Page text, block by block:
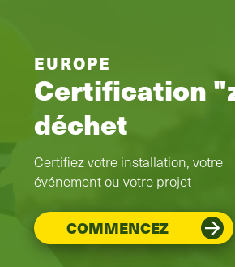
EUROPE
Certification
déchet
Certifiez votre installation, votre
événement ou votre projet
COMMENCEZ